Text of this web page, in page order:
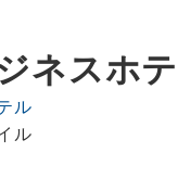
ネスホ
ル
ル